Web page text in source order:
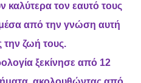
τον εαυτό τους
μέσα από την γνώση αυτή
την ζωή τους.
ξεκίνησε από 12